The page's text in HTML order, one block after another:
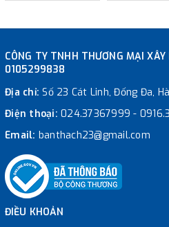
CÔNG TY TNHH THƯƠNG MẠI
0105299838
Địa chỉ:Số 23 Cát Linh, Đống Đa,
Điện thoại: 024.37367999 -
Email: banthach23@gmail.com
ĐIỀU KHOẢN